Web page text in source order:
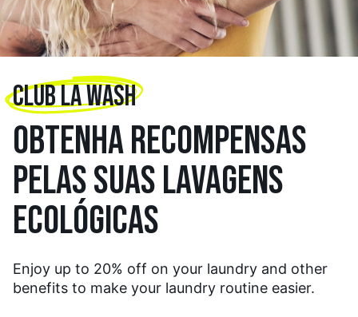
CLUB LA WASH
OBTENHA RECOMPENSAS
PELAS SUAS LAVAGENS
ECOLÓGICAS
Enjoy up to 20% off on your laundry and other
benefits to make your laundry routine easier.